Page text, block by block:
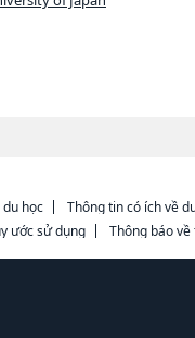
học Thông tin có ích về
ước sử dụng
Thông báo